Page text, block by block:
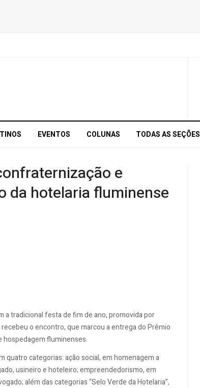
EVENTOS COLUNAS TODAS AS SEÇÕES
e
da hotelaria fluminense
a tradicional festa de fim de ano, promovida por
o encontro, que marcou a entrega do Prêmio
hospedagem fluminenses.
quatro categorias: ação social, em homenagem a
usineiro e hoteleiro; empreendedorismo, em
além das categorias “Selo Verde da Hotelaria”,